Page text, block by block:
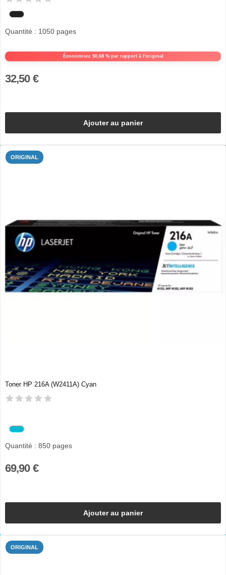
Économisez 50,68 % par rapport à l'original
Quantité : 1050 pages
32,50 €
Ajouter au panier
ORIGINAL
Toner HP 216A (W2411A) Cyan
Quantité : 850 pages
69,90 €
Ajouter au panier
ORIGINAL